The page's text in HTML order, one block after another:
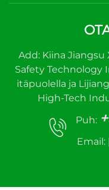
Add: Kiina Jiangsu
Safety Technology
itäpuolella ja
High-Tech
Puh:
Email: